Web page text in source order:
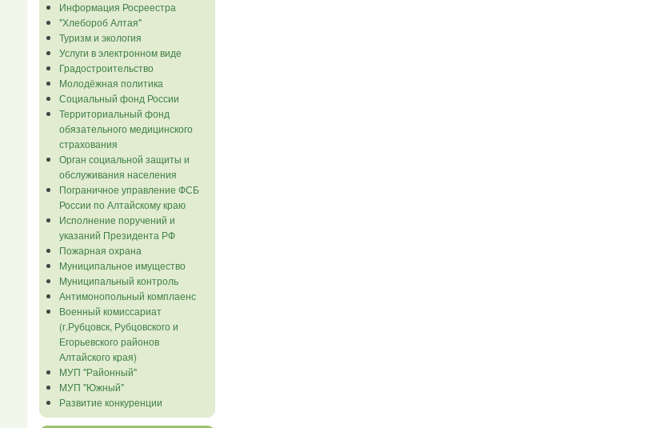
Информация Росреестра
"Хлебороб Алтая"
Туризм и экология
Услуги в электронном виде
Градостроительство
Молодёжная политика
Социальный фонд России
Территориальный фонд
обязательного медицинского
страхования
Орган социальной защиты и
обслуживания населения
Пограничное управление ФСБ
России по Алтайскому краю
Исполнение поручений и
указаний Президента РФ
Пожарная охрана
Муниципальное имущество
Муниципальный контроль
Антимонопольный комплаенс
Военный комиссариат
(г.Рубцовск, Рубцовского и
Егорьевского районов
Алтайского края)
МУП "Районный"
МУП "Южный"
Развитие конкуренции